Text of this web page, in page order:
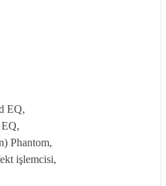
EQ,
Phantom,
işlemcisi,